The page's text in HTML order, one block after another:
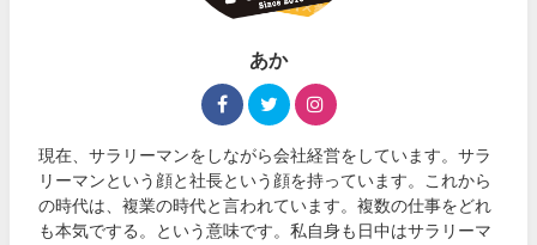
あか
現在、サラリーマンをしながら会社経営をしています。サラ
リーマンという顔と社長という顔を持っています。これから
の時代は、複業の時代と言われています。複数の仕事をどれ
も本気でする。という意味です。私自身も日中はサラリーマ